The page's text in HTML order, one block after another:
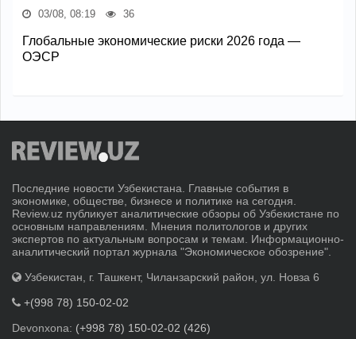
03/08, 08:19 36
Глобальные экономические риски 2026 года —
ОЭСР
Последние новости Узбекистана. Главные события в
экономике, обществе, бизнесе и политике на сегодня.
Review.uz публикует аналитические обзоры об Узбекистане по
основным направлениям. Мнения политологов и других
экспертов по актуальным вопросам и темам. Информационно-
аналитический портал журнала "Экономическое обозрение".
Узбекистан, г. Ташкент, Чиланзарский район, ул. Новза 6
+(998 78) 150-02-02
Devonxona: (+998 78) 150-02-02 (426)